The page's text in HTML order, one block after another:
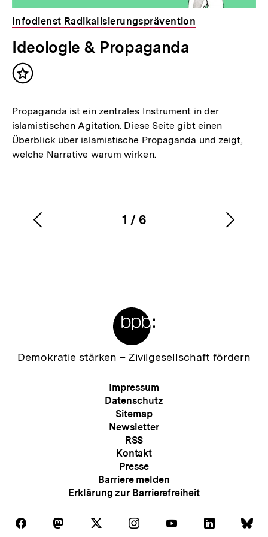
Infodienst Radikalisierungsprävention
Ideologie & Propaganda
Inhalt
Propaganda ist ein zentrales Instrument in der
islamistischen Agitation. Diese Seite gibt einen
Überblick über islamistische Propaganda und zeigt,
welche Narrative warum wirken.
Karussellinhalt
1
von
/ 6
Vorherigen
Zur
Demokratie stärken – Zivilgesellschaft fördern
Meta-
Navigation
Impressum
Datenschutz
Sitemap
Newsletter
RSS
Kontakt
Presse
Barriere melden
Erklärung zur Barrierefreiheit
Folgen
Auf
Folgen Folgen Folgen
Auf
Folgen Folgen